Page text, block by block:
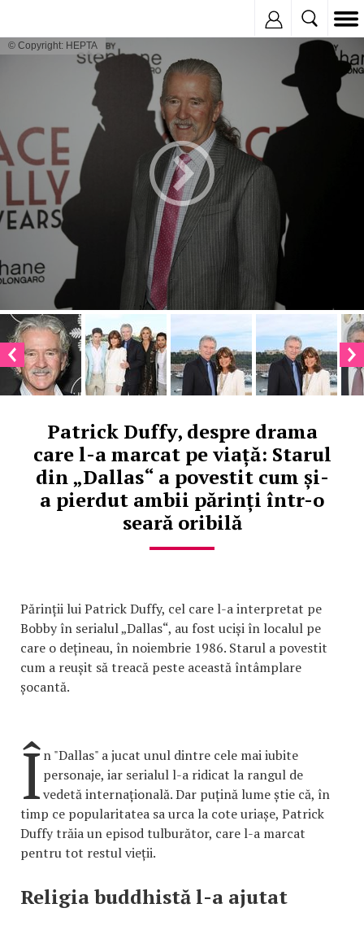
© Copyright: HEPTA
Patrick Duffy, despre drama
care l-a marcat pe viață: Starul
din „Dallas“ a povestit cum și-
a pierdut ambii părinți într-o
seară oribilă
Părinții lui Patrick Duffy, cel care l-a interpretat pe
Bobby în serialul „Dallas“, au fost uciși în localul pe
care o dețineau, în noiembrie 1986. Starul a povestit
cum a reușit să treacă peste această întâmplare
șocantă.
În "Dallas" a jucat unul dintre cele mai iubite
personaje, iar serialul l-a ridicat la rangul de
vedetă internațională. Dar puțină lume știe că, în
timp ce popularitatea sa urca la cote uriașe, Patrick
Duffy trăia un episod tulburător, care l-a marcat
pentru tot restul vieții.
Religia buddhistă l-a ajutat